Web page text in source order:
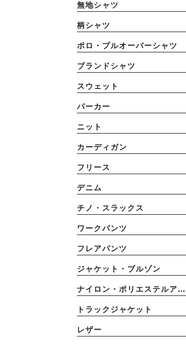
無地シャツ
柄シャツ
ポロ・プルオーバーシャツ
ブランドシャツ
スウェット
パーカー
ニット
カーディガン
フリース
デニム
チノ・スラックス
ワークパンツ
フレアパンツ
ジャケット・ブルゾン
ナイロン・ポリエステルアウター
トラックジャケット
レザー